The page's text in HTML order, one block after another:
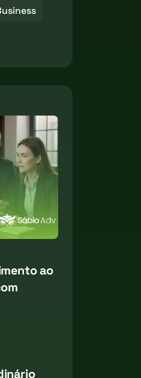
ao